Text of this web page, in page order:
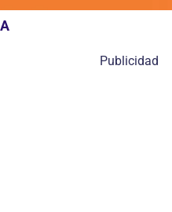
Publicidad